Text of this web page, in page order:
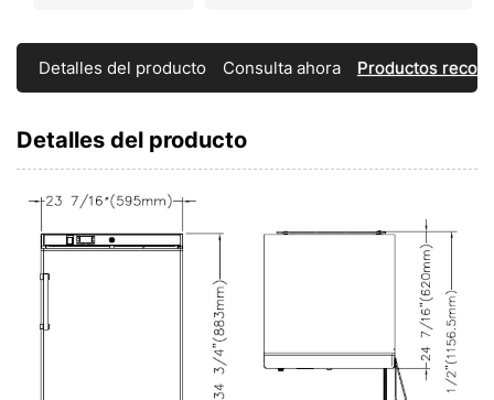
Detalles del producto Consulta ahora Productos
Detalles del producto